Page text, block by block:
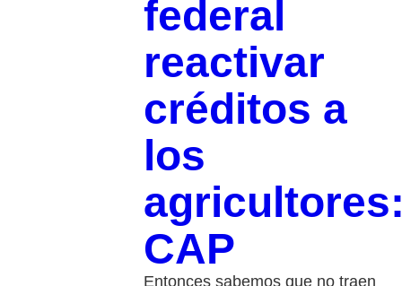
federal
reactivar
créditos a
los
CAP
Entonces sabemos que no traen